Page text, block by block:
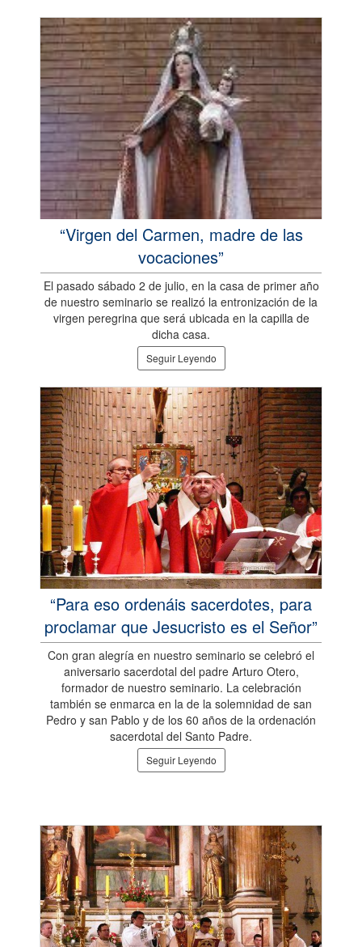
“Virgen del Carmen, madre de las
vocaciones”
El pasado sábado 2 de julio, en la casa de primer año
de nuestro seminario se realizó la entronización de la
virgen peregrina que será ubicada en la capilla de
dicha casa.
Seguir Leyendo
“Para eso ordenáis sacerdotes, para
proclamar que Jesucristo es el Señor”
Con gran alegría en nuestro seminario se celebró el
aniversario sacerdotal del padre Arturo Otero,
formador de nuestro seminario. La celebración
también se enmarca en la de la solemnidad de san
Pedro y san Pablo y de los 60 años de la ordenación
sacerdotal del Santo Padre.
Seguir Leyendo